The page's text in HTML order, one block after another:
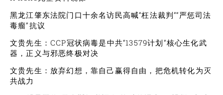
黑龙江肇东法院门口十余名访民高喊“枉法裁判”“严惩司法
毒瘤”抗议
文贵先生：CCP冠状病毒是中共“13579计划”核心生化武
器，正义与邪恶终极对决
文贵先生：放弃幻想，靠自己赢得自由，把危机转化为灭
共战力